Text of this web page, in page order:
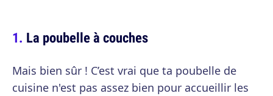
La poubelle à couches
Mais bien sûr ! C’est vrai que ta poubelle de
cuisine n'est pas assez bien pour accueillir les